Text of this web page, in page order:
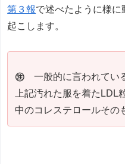
第３報で述べたように様
起こします。
㊟ 一般的に言われてい
上記汚れた服を着たLDL
中のコレステロールその